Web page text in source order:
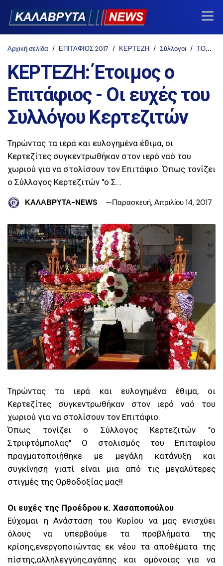
Αρχική σελίδα ΕΠΙΤΑΦΙΟΣ 2017 ΚΕΡΤΕΖΗ Σύλλογοι ΤΟΠΙΚΑ
ΚΕΡΤΕΖΗ: Έτοιμος ο
Επιτάφιος - Οι ευχές του
Συλλόγου Κερτεζιτών
Τηρώντας τα ιερά και ευλογημένα έθιμα, οι
Κερτεζίτες συγκεντρωθήκαν στον ιερό ναό του
χωριού για να στολίσουν τον Επιτάφιο. Όπως τονίζει
ο Σύλλογος Κερτεζιτών "ο Σ…
ΚΑΛΑΒΡΥΤΑ-NEWS Παρασκευή, Απριλίου 14, 2017
Τηρώντας τα ιερά και ευλογημένα έθιμα, οι
Κερτεζίτες συγκεντρωθήκαν στον ιερό ναό του
χωριού για να στολίσουν τον Επιτάφιο.
Όπως τονίζει ο Σύλλογος Κερτεζιτών "ο
Στριφτόμπολας" Ο στολισμός του Επιταφίου
πραγματοποιήθηκε με μεγάλη κατάνυξη και
συγκίνηση γιατί είναι μια από τις μεγαλύτερες
στιγμές της Ορθοδοξίας μας!!
Οι ευχές της Προέδρου κ. Χασαποπούλου
Εύχομαι η Ανάσταση του Κυρίου να μας ενισχύει
όλους να υπερβούμε τα προβλήματα της
κρίσης,ενεργοποιώντας εκ νέου τα αποθέματα της
πίστης,αλληλεγγύης,αγάπης και ομόνοιας για να